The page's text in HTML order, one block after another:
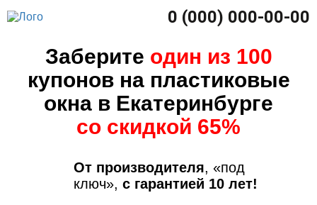
0 (000) 000-00-00
Заберите один из 100
купонов на пластиковые
окна в Екатеринбурге
со скидкой 65%
От производителя, «под
ключ», с гарантией 10 лет!